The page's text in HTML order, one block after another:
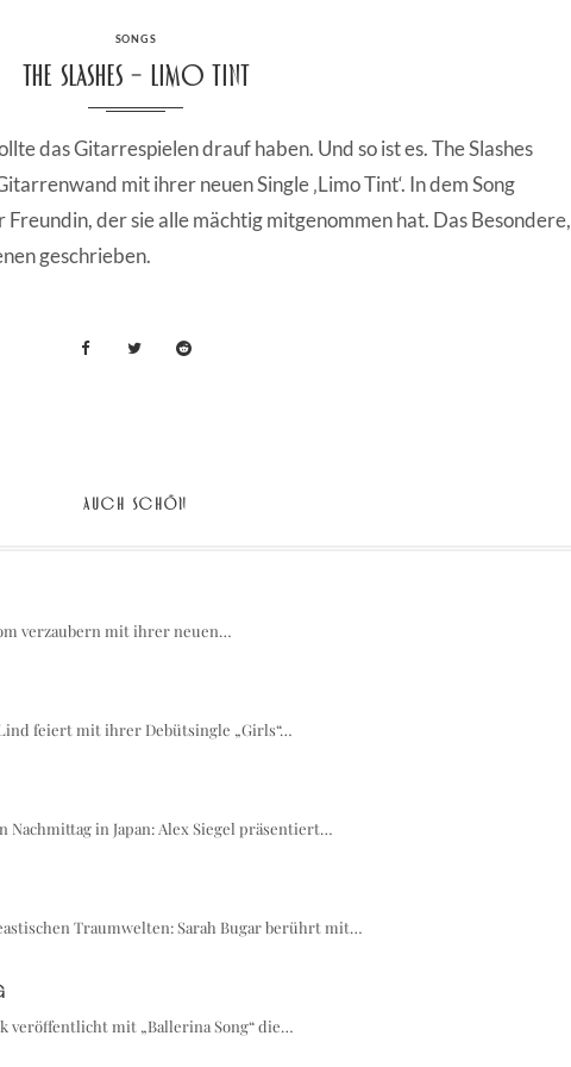
CATEGORIES
SONGS
The Slashes – Limo Tint
das Gitarrespielen drauf haben. Und so ist es. The Slashes
mit ihrer neuen Single ‚Limo Tint‘. In dem Song
der sie alle mächtig mitgenommen hat. Das Besondere,
geschrieben.
AUCH SCHÖN
verzaubern mit ihrer neuen…
feiert mit ihrer Debütsingle „Girls“…
Nachmittag in Japan: Alex Siegel präsentiert…
Traumwelten: Sarah Bugar berührt mit…
veröffentlicht mit „Ballerina Song“ die…